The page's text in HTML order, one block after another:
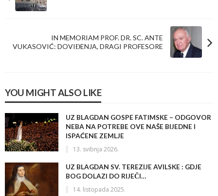
IN MEMORIAM PROF. DR. SC. ANTE
VUKASOVIĆ: DOVIĐENJA, DRAGI PROFESORE
YOU MIGHT ALSO LIKE
UZ BLAGDAN GOSPE FATIMSKE – ODGOVOR
NEBA NA POTREBE OVE NAŠE BIJEDNE I
ISPAĆENE ZEMLJE
13. svibnja 2026.
UZ BLAGDAN SV. TEREZIJE AVILSKE : GDJE
BOG DOLAZI DO RIJEČI…
14. listopada 2025.